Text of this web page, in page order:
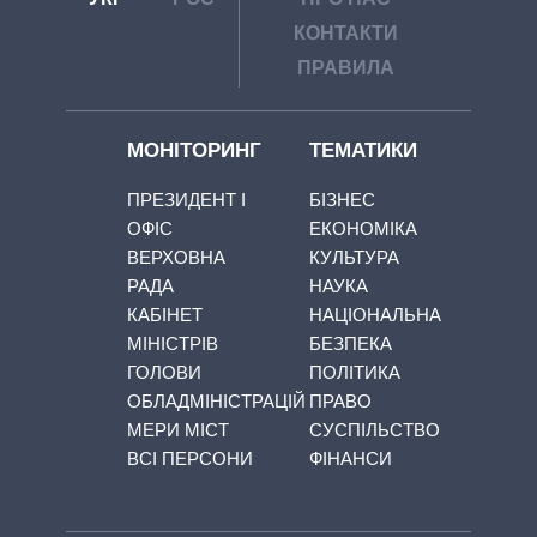
КОНТАКТИ
ПРАВИЛА
МОНІТОРИНГ
ПРЕЗИДЕНТ І
ОФІС
ВЕРХОВНА
РАДА
КАБІНЕТ
МІНІСТРІВ
ГОЛОВИ
ОБЛАДМІНІСТРАЦІЙ
МЕРИ МІСТ
ВСІ ПЕРСОНИ
ТЕМАТИКИ
БІЗНЕС
ЕКОНОМІКА
КУЛЬТУРА
НАУКА
НАЦІОНАЛЬНА
БЕЗПЕКА
ПОЛІТИКА
ПРАВО
СУСПІЛЬСТВО
ФІНАНСИ